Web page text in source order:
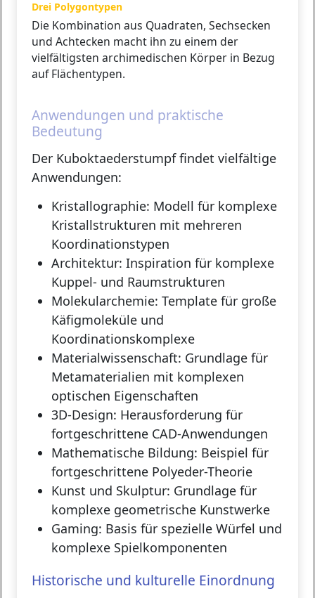
Drei Polygontypen
Die Kombination aus Quadraten, Sechsecken
und Achtecken macht ihn zu einem der
vielfältigsten archimedischen Körper in Bezug
auf Flächentypen.
Anwendungen und praktische
Bedeutung
Der Kuboktaederstumpf findet vielfältige
Anwendungen:
Kristallographie: Modell für komplexe
Kristallstrukturen mit mehreren
Koordinationstypen
Architektur: Inspiration für komplexe
Kuppel- und Raumstrukturen
Molekularchemie: Template für große
Käfigmoleküle und
Koordinationskomplexe
Materialwissenschaft: Grundlage für
Metamaterialien mit komplexen
optischen Eigenschaften
3D-Design: Herausforderung für
fortgeschrittene CAD-Anwendungen
Mathematische Bildung: Beispiel für
fortgeschrittene Polyeder-Theorie
Kunst und Skulptur: Grundlage für
komplexe geometrische Kunstwerke
Gaming: Basis für spezielle Würfel und
komplexe Spielkomponenten
Historische und kulturelle Einordnung